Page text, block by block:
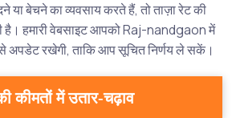
या बेचने का व्यवसाय करते हैं, तो ताज़ा रेट की
है। हमारी वेबसाइट आपको Raj-nandgaon में
अपडेट रखेगी, ताकि आप सूचित निर्णय ले सकें।
कीमतों में उतार-चढ़ाव